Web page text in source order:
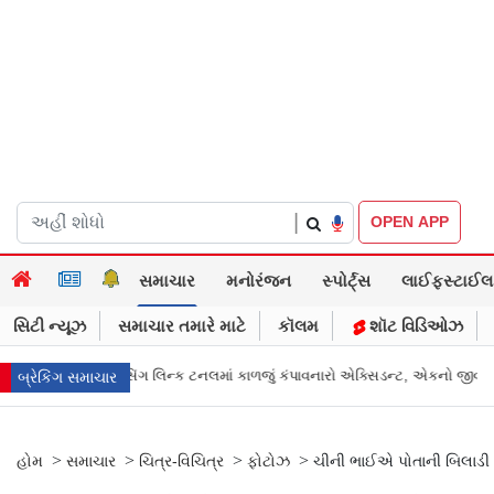
OPEN APP
સમાચાર મનોરંજન સ્પોર્ટ્સ લાઈફસ્ટાઈલ
સિટી ન્યૂઝ સમાચાર તમારે માટે કૉલમ શૉટ વિડિઓઝ
બ્રેકિંગ સમાચાર
મિસિંગ લિન્ક ટનલમાં કાળજું કંપાવનારો એક્સિડન્ટ, એકનો જીવ ગયો
હોમ > સમાચાર > ચિત્ર-વિચિત્ર > ફોટોઝ > ચીની ભાઈએ પોતાની